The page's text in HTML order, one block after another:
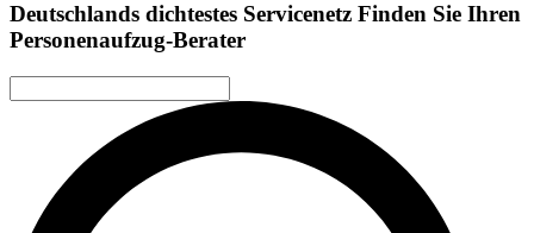
Deutschlands dichtestes Servicenetz Finden Sie Ihren
Personenaufzug-Berater